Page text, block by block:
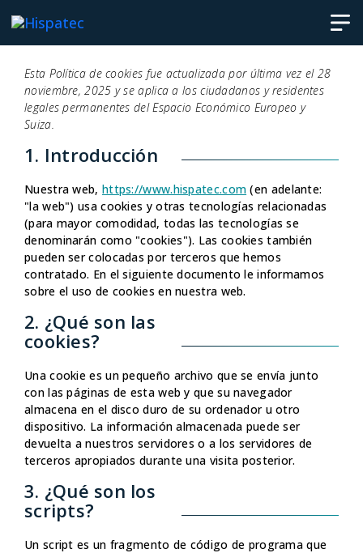
Esta Política de cookies fue actualizada por última vez el 28
noviembre, 2025 y se aplica a los ciudadanos y residentes
legales permanentes del Espacio Económico Europeo y
Suiza.
1. Introducción
Nuestra web, https://www.hispatec.com (en adelante:
"la web") usa cookies y otras tecnologías relacionadas
(para mayor comodidad, todas las tecnologías se
denominarán como "cookies"). Las cookies también
pueden ser colocadas por terceros que hemos
contratado. En el siguiente documento le informamos
sobre el uso de cookies en nuestra web.
2. ¿Qué son las
cookies?
Una cookie es un pequeño archivo que se envía junto
con las páginas de esta web y que su navegador
almacena en el disco duro de su ordenador u otro
dispositivo. La información almacenada puede ser
devuelta a nuestros servidores o a los servidores de
terceros apropiados durante una visita posterior.
3. ¿Qué son los
scripts?
Un script es un fragmento de código de programa que